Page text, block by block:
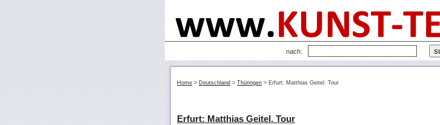
nach:
Home > Deutschland > Thüringen > Erfurt: Matthias Geitel. Tour
Erfurt: Matthias Geitel. Tour